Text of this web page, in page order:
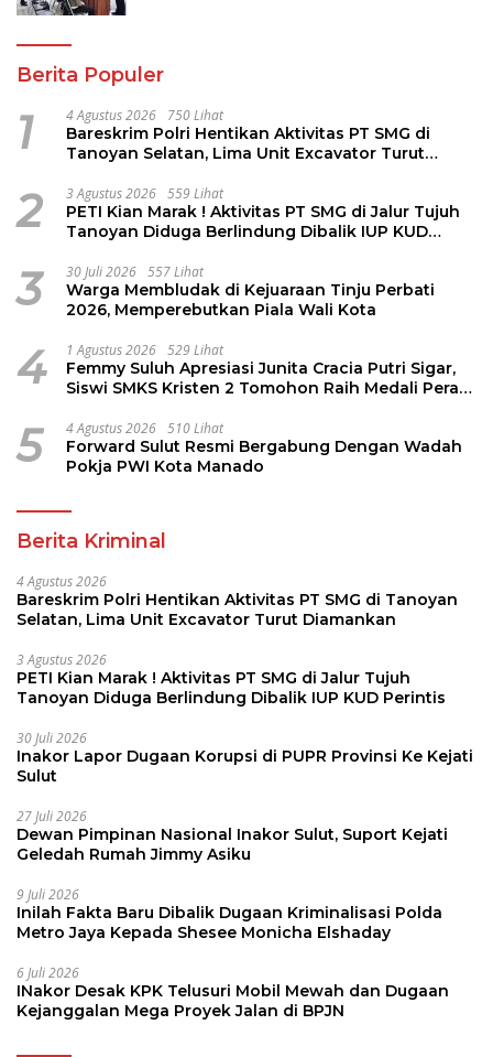
Berita Populer
1 4 Agustus 2026 750 Lihat
Bareskrim Polri Hentikan Aktivitas PT SMG di
Tanoyan Selatan, Lima Unit Excavator Turut
2 3 Agustus 2026 559 Lihat
PETI Kian Marak ! Aktivitas PT SMG di Jalur Tujuh
Tanoyan Diduga Berlindung Dibalik IUP KUD
3 30 Juli 2026 557 Lihat
Warga Membludak di Kejuaraan Tinju Perbati
2026, Memperebutkan Piala Wali Kota
4 1 Agustus 2026 529 Lihat
Femmy Suluh Apresiasi Junita Cracia Putri Sigar,
Siswi SMKS Kristen 2 Tomohon Raih Medali Perak
5 4 Agustus 2026 510 Lihat
Forward Sulut Resmi Bergabung Dengan Wadah
Pokja PWI Kota Manado
Berita Kriminal
4 Agustus 2026
Bareskrim Polri Hentikan Aktivitas PT SMG di Tanoyan
Selatan, Lima Unit Excavator Turut Diamankan
3 Agustus 2026
PETI Kian Marak ! Aktivitas PT SMG di Jalur Tujuh
Tanoyan Diduga Berlindung Dibalik IUP KUD Perintis
30 Juli 2026
Inakor Lapor Dugaan Korupsi di PUPR Provinsi Ke Kejati
Sulut
27 Juli 2026
Dewan Pimpinan Nasional Inakor Sulut, Suport Kejati
Geledah Rumah Jimmy Asiku
9 Juli 2026
Inilah Fakta Baru Dibalik Dugaan Kriminalisasi Polda
Metro Jaya Kepada Shesee Monicha Elshaday
6 Juli 2026
INakor Desak KPK Telusuri Mobil Mewah dan Dugaan
Kejanggalan Mega Proyek Jalan di BPJN